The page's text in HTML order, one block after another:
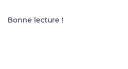
Bonne lecture !